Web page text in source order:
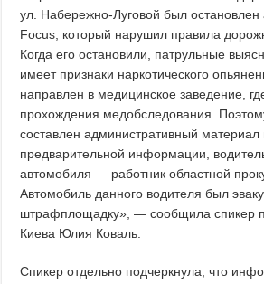
ул. Набережно-Луговой был остановлен
Focus, который нарушил правила
Когда его остановили, патрульные
имеет признаки наркотического
направлен в медицинское заведение,
прохождения медобследования.
составлен административный
предварительной информации,
автомобиля — работник областной
Автомобиль данного водителя был
штрафплощадку», — сообщила спикер
Киева Юлия Коваль.
Спикер отдельно подчеркнула, что